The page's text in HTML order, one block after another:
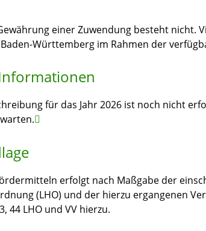
einer Zuwendung besteht nicht.
Württemberg im Rahmen der
für das Jahr 2026 ist noch nicht
erfolgt nach Maßgabe der
(LHO) und der hierzu ergangenen
44 LHO und VV hierzu.